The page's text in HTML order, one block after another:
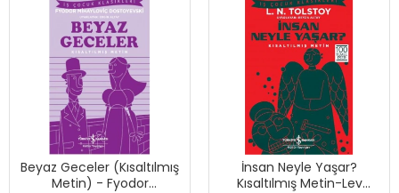
Beyaz Geceler (Kısaltılmış
Metin) - Fyodor
İnsan Neyle Yaşar?
Kısaltılmış Metin-Lev